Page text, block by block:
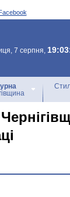
7 серпня,